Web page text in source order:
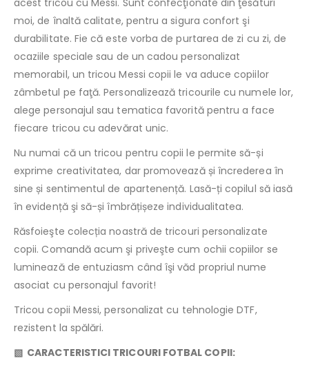
moi, de înaltă calitate, pentru a sigura confort şi
durabilitate. Fie că este vorba de purtarea de zi cu zi, de
ocaziile speciale sau de un cadou personalizat
memorabil, un tricou Messi copii le va aduce copiilor
zâmbetul pe faţă. Personalizează tricourile cu numele lor,
alege personajul sau tematica favorită pentru a face
fiecare tricou cu adevărat unic.
Nu numai că un tricou pentru copii le permite să-și
exprime creativitatea, dar promovează și încrederea în
sine și sentimentul de apartenență. Lasă-ți copilul să iasă
în evidență şi să-și îmbrățișeze individualitatea.
Răsfoieşte colecția noastră de tricouri personalizate
copii. Comandă acum şi priveşte cum ochii copiilor se
luminează de entuziasm când îşi văd propriul nume
asociat cu personajul favorit!
Tricou copii Messi, personalizat cu tehnologie DTF,
rezistent la spălări.
▧ CARACTERISTICI TRICOURI FOTBAL COPII: